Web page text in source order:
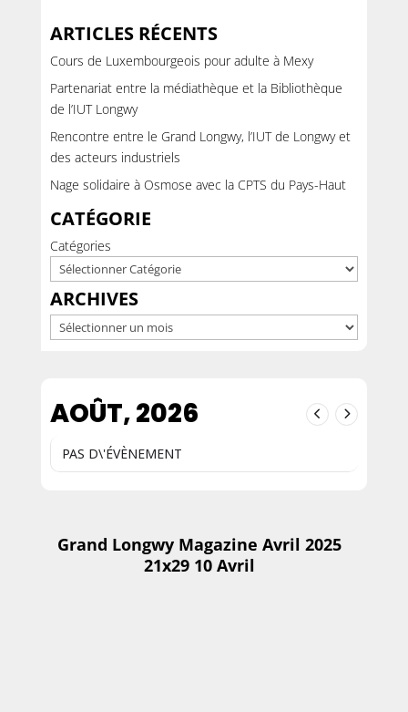
ARTICLES RÉCENTS
Cours de Luxembourgeois pour adulte à Mexy
Partenariat entre la médiathèque et la Bibliothèque
de l’IUT Longwy
Rencontre entre le Grand Longwy, l’IUT de Longwy et
des acteurs industriels
Nage solidaire à Osmose avec la CPTS du Pays-Haut
CATÉGORIE
Catégories
ARCHIVES
Archives
AOÛT, 2026
PAS D\'ÉVÈNEMENT
Grand Longwy Magazine Avril 2025
21x29 10 Avril